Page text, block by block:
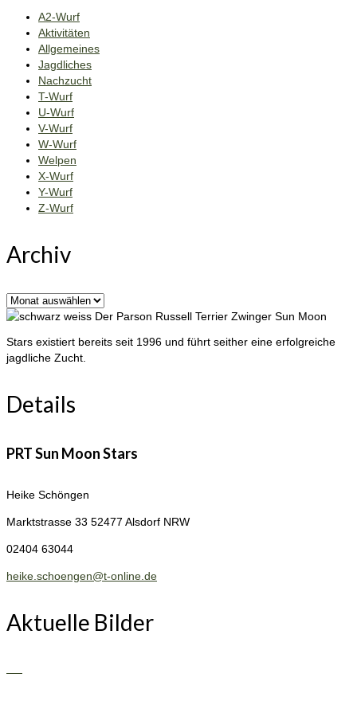
A2-Wurf
Aktivitäten
Allgemeines
Jagdliches
Nachzucht
T-Wurf
U-Wurf
V-Wurf
W-Wurf
Welpen
X-Wurf
Y-Wurf
Z-Wurf
Archiv
Archiv
Der Parson Russell Terrier Zwinger Sun Moon
Stars existiert bereits seit 1996 und führt seither eine erfolgreiche
jagdliche Zucht.
Details
PRT Sun Moon Stars
Heike Schöngen
Marktstrasse 33 52477 Alsdorf NRW
02404 63044
heike.schoengen@t-online.de
Aktuelle Bilder